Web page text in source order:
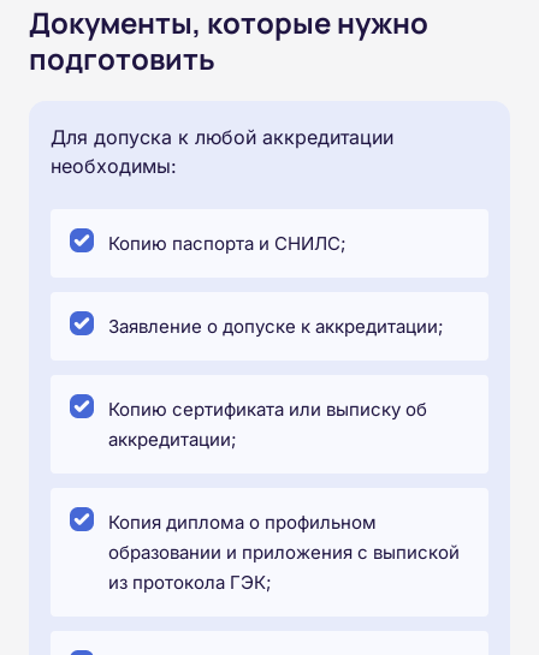
Документы, которые нужно
подготовить
Для допуска к любой аккредитации
необходимы:
Копию паспорта и СНИЛС;
Заявление о допуске к аккредитации;
Копию сертификата или выписку об
аккредитации;
Копия диплома о профильном
образовании и приложения с выпиской
из протокола ГЭК;